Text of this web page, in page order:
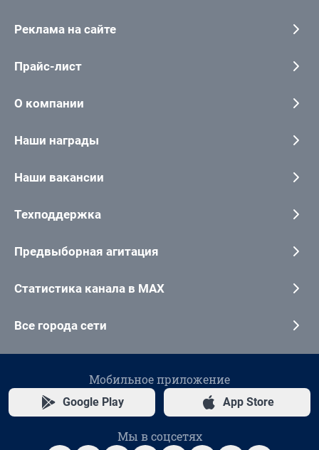
Реклама на сайте
Прайс-лист
О компании
Наши награды
Наши вакансии
Техподдержка
Предвыборная агитация
Статистика канала в MAX
Все города сети
Мобильное приложение
Google Play App Store
Мы в соцсетях